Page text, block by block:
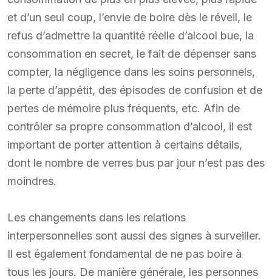
et d’un seul coup, l’envie de boire dès le réveil, le
refus d’admettre la quantité réelle d’alcool bue, la
consommation en secret, le fait de dépenser sans
compter, la négligence dans les soins personnels,
la perte d’appétit, des épisodes de confusion et de
pertes de mémoire plus fréquents, etc. Afin de
contrôler sa propre consommation d’alcool, il est
important de porter attention à certains détails,
dont le nombre de verres bus par jour n’est pas des
moindres.
Les changements dans les relations
interpersonnelles sont aussi des signes à surveiller.
Il est également fondamental de ne pas boire à
tous les jours. De manière générale, les personnes